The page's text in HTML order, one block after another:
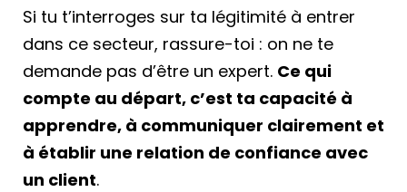
Si tu t’interroges sur ta légitimité à entrer
dans ce secteur, rassure-toi : on ne te
demande pas d’être un expert. Ce qui
compte au départ, c’est ta capacité à
apprendre, à communiquer clairement et
à établir une relation de confiance avec
un client.